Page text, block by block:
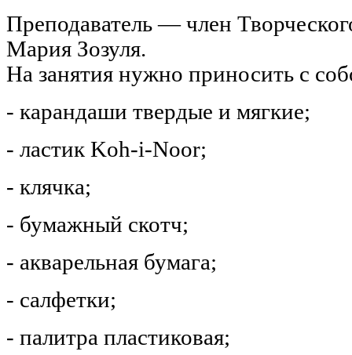
Преподаватель — член
Мария Зозуля.
На занятия нужно приносить с
- карандаши твердые и мягкие;
- ластик Koh-i-Noor;
- клячка;
- бумажный скотч;
- акварельная бумага;
- салфетки;
- палитра пластиковая;